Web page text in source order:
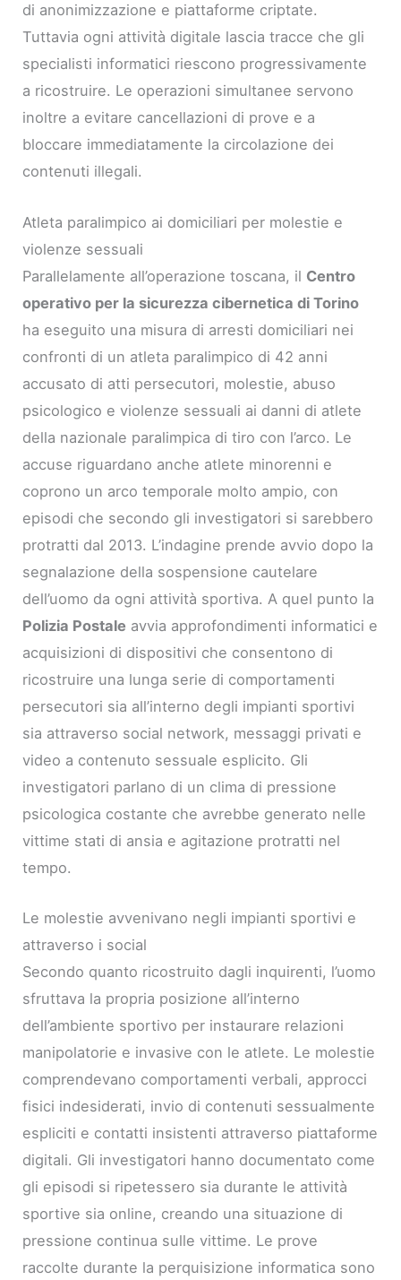
di anonimizzazione e piattaforme criptate.
Tuttavia ogni attività digitale lascia tracce che gli
specialisti informatici riescono progressivamente
a ricostruire. Le operazioni simultanee servono
inoltre a evitare cancellazioni di prove e a
bloccare immediatamente la circolazione dei
contenuti illegali.
Atleta paralimpico ai domiciliari per molestie e
violenze sessuali
Parallelamente all’operazione toscana, il Centro
operativo per la sicurezza cibernetica di Torino
ha eseguito una misura di arresti domiciliari nei
confronti di un atleta paralimpico di 42 anni
accusato di atti persecutori, molestie, abuso
psicologico e violenze sessuali ai danni di atlete
della nazionale paralimpica di tiro con l’arco. Le
accuse riguardano anche atlete minorenni e
coprono un arco temporale molto ampio, con
episodi che secondo gli investigatori si sarebbero
protratti dal 2013. L’indagine prende avvio dopo la
segnalazione della sospensione cautelare
dell’uomo da ogni attività sportiva. A quel punto la
Polizia Postale avvia approfondimenti informatici e
acquisizioni di dispositivi che consentono di
ricostruire una lunga serie di comportamenti
persecutori sia all’interno degli impianti sportivi
sia attraverso social network, messaggi privati e
video a contenuto sessuale esplicito. Gli
investigatori parlano di un clima di pressione
psicologica costante che avrebbe generato nelle
vittime stati di ansia e agitazione protratti nel
tempo.
Le molestie avvenivano negli impianti sportivi e
attraverso i social
Secondo quanto ricostruito dagli inquirenti, l’uomo
sfruttava la propria posizione all’interno
dell’ambiente sportivo per instaurare relazioni
manipolatorie e invasive con le atlete. Le molestie
comprendevano comportamenti verbali, approcci
fisici indesiderati, invio di contenuti sessualmente
espliciti e contatti insistenti attraverso piattaforme
digitali. Gli investigatori hanno documentato come
gli episodi si ripetessero sia durante le attività
sportive sia online, creando una situazione di
pressione continua sulle vittime. Le prove
raccolte durante la perquisizione informatica sono